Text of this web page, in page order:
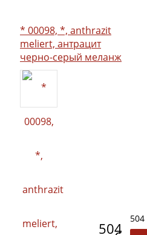
* 00098, *, anthrazit
meliert, антрацит
черно-серый меланж
504
504